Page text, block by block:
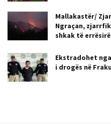
Mallakastër/
Ngraçan,
shkak të
Ekstradohet
i drogës në